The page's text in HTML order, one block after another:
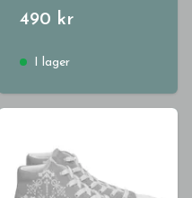
490 kr
I lager